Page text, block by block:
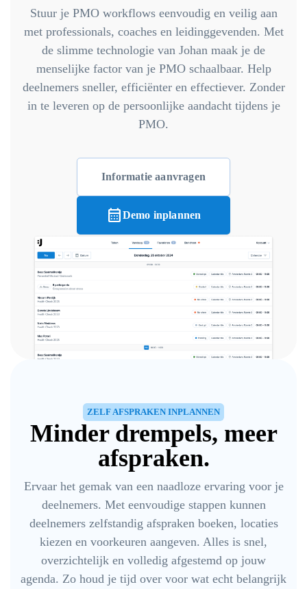
Stuur je PMO workflows eenvoudig en veilig aan
met professionals, coaches en leidinggevenden. Met
de slimme technologie van Johan maak je de
menselijke factor van je PMO schaalbaar. Help
deelnemers sneller, efficiënter en effectiever. Zonder
in te leveren op de persoonlijke aandacht tijdens je
PMO.
Informatie aanvragen
calendar_monthDemo inplannen
ZELF AFSPRAKEN INPLANNEN
Minder drempels, meer
afspraken.
Ervaar het gemak van een naadloze ervaring voor je
deelnemers. Met eenvoudige stappen kunnen
deelnemers zelfstandig afspraken boeken, locaties
kiezen en voorkeuren aangeven. Alles is snel,
overzichtelijk en volledig afgestemd op jouw
agenda. Zo houd je tijd over voor wat echt belangrijk